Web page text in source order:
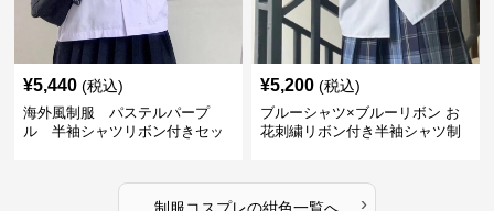
¥5,440 (税込)
海外風制服 パステルパープ
ル 半袖シャツリボン付きセッ
¥5,200 (税込)
ブルーシャツ×ブルーリボン お
花刺繍リボン付き半袖シャツ制
›